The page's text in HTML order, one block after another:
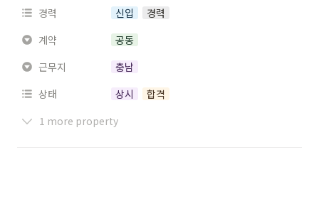
경력
신입
경력
계약
공동
근무지
충남
상태
상시
합격
1 more property